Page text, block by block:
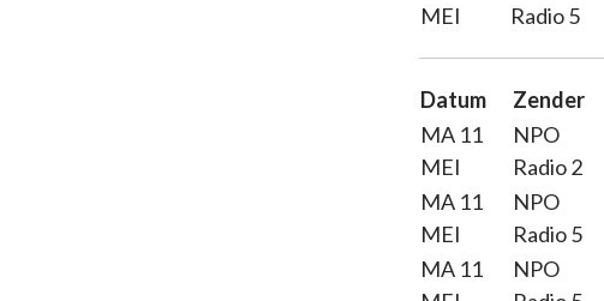
MEI
Radio 5
Datum Zender
MA 11
MEI
NPO
Radio 2
MA 11
MEI
NPO
Radio 5
MA 11
NPO